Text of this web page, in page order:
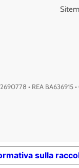
• REA BA636915
sulla